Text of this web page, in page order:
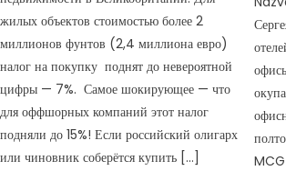
жилых объектов стоимостью более 2
миллионов фунтов (2,4 миллиона евро)
налог на покупку поднят до невероятной
цифры — 7%. Самое шокирующее — что
для оффшорных компаний этот налог
подняли до 15%! Если российский олигарх
или чиновник соберётся купить […]